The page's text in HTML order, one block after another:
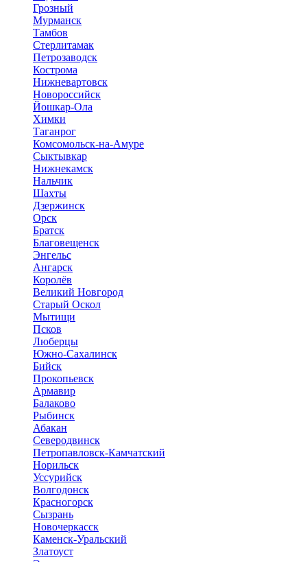
Грозный
Мурманск
Тамбов
Стерлитамак
Петрозаводск
Кострома
Нижневартовск
Новороссийск
Йошкар-Ола
Химки
Таганрог
Комсомольск-на-Амуре
Сыктывкар
Нижнекамск
Нальчик
Шахты
Дзержинск
Орск
Братск
Благовещенск
Энгельс
Ангарск
Королёв
Великий Новгород
Старый Оскол
Мытищи
Псков
Люберцы
Южно-Сахалинск
Бийск
Прокопьевск
Армавир
Балаково
Рыбинск
Абакан
Северодвинск
Петропавловск-Камчатский
Норильск
Уссурийск
Волгодонск
Красногорск
Сызрань
Новочеркасск
Каменск-Уральский
Златоуст